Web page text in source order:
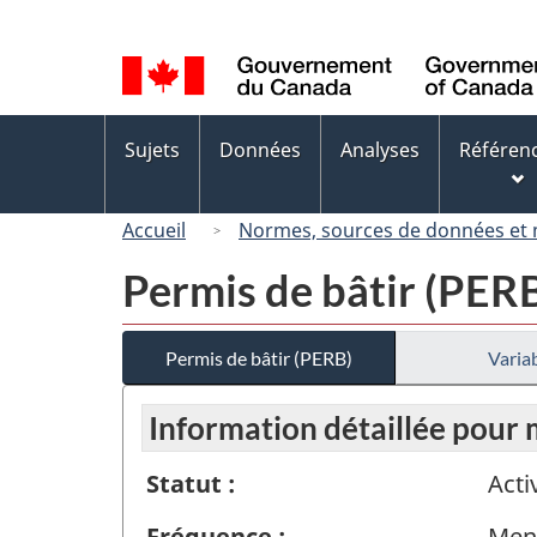
de
la
langue
des
Sujets Données Analyses
Accueil Normes, sources de données et
Permis de bâtir
Permis de bâtir (PERB)
Information détaillée pour
Statut :